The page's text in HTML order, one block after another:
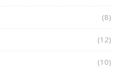
(8)
(12)
(10)